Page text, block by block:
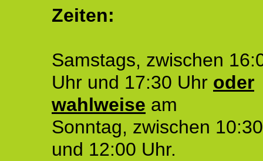
Zeiten:
Samstags, zwischen
Uhr und 17:30 Uhr oder
wahlweise am
Sonntag, zwischen
und 12:00 Uhr.